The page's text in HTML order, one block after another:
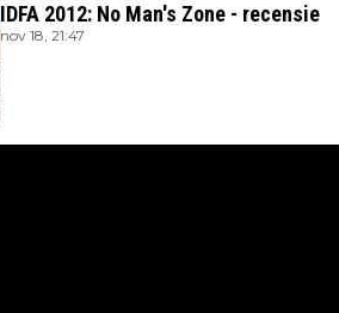
IDFA 2012: No Man's Zone - recensie
nov 18, 21:47